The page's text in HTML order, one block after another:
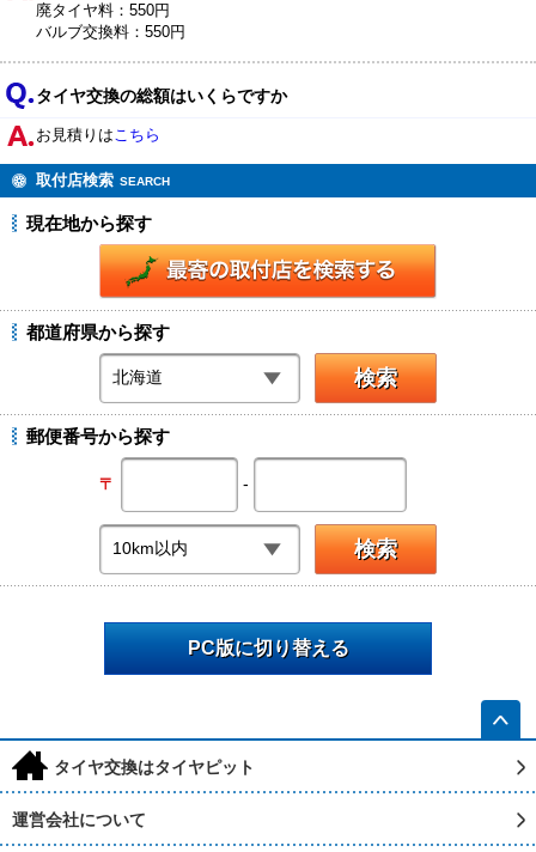
廃タイヤ料：550円
バルブ交換料：550円
タイヤ交換の総額はいくらですか
お見積りはこちら
取付店検索 SEARCH
現在地から探す
都道府県から探す
郵便番号から探す
〒 -
PC版に切り替える
h タイヤ交換はタイヤピット
運営会社について